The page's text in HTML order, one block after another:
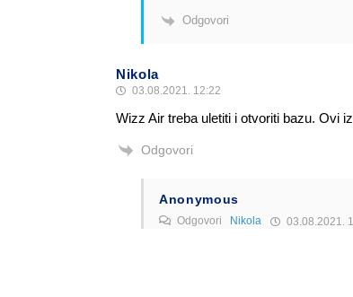
Odgovori
Nikola
03.08.2021. 12:22
Wizz Air treba uletiti i otvoriti bazu. Ovi
Odgovori
Anonymous
Odgovori Nikola 03.08.2021.